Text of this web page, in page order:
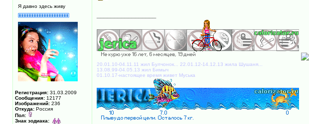
Я давно здесь живу
Регистрация: 31.03.2009
Сообщения: 12177
Изображений: 236
Откуда: Россия
Пол:
Знак зодиака:
20.01.10-04.11.11 жил Булчонок... 22.01.12-14.12.13 жила Шушаня...
13.08.99-04.05.13 жил Бимыч
01.10.17-настоящее время живет Муська